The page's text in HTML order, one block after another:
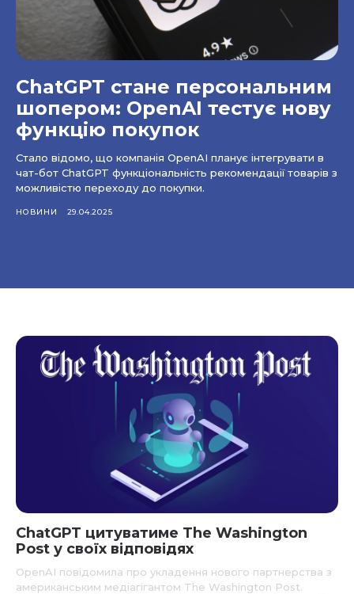
ChatGPT стане персональним
шопером: OpenAI тестує нову
функцію покупок
Стало відомо, що компанія OpenAI планує інтегрувати в
чат-бот ChatGPT функціональність рекомендації товарів з
можливістю переходу до покупки.
НОВИНИ 29.04.2025
ChatGPT цитуватиме The Washington
Post у своїх відповідях
OpenAI повідомила про укладення нового партнерства з
американським медіагігантом The Washington Post.